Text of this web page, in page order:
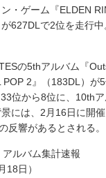
・ゲーム『ELDEN
627DLで2位を走行
の5thアルバム『
2』（183DL）が
位から8位に、10th
には、2月16日に開
反響があるとされる。
ルバム集計速報
18日）